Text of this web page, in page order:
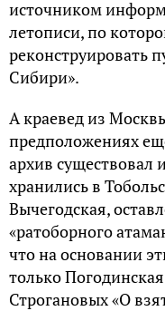
источником
летописи, по
реконструировать
Сибири».
А краевед из
предположениях
архив существовал
хранились в
Вычегодская,
«ратоборного
что на основании
только
Строгановых «О